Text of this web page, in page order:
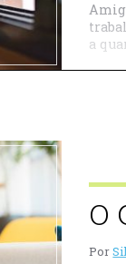
a
O
Por